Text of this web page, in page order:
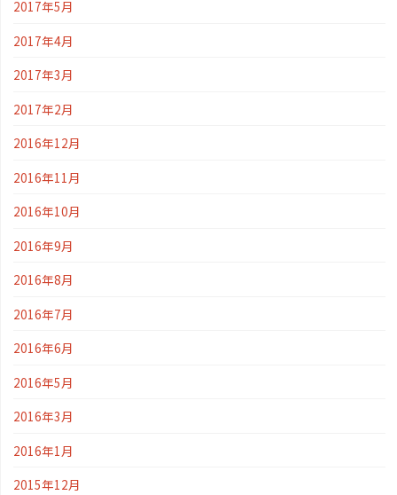
2017年5月
2017年4月
2017年3月
2017年2月
2016年12月
2016年11月
2016年10月
2016年9月
2016年8月
2016年7月
2016年6月
2016年5月
2016年3月
2016年1月
2015年12月